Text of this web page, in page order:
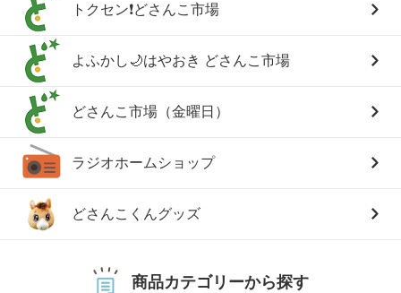
トクセン❗どさんこ市場
よふかし🌙はやおき どさんこ市場
どさんこ市場（金曜日）
ラジオホームショップ
どさんこくんグッズ
商品カテゴリーから探す